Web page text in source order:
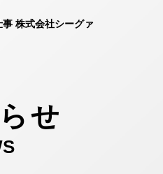
事 株式会社シーグァ
せ